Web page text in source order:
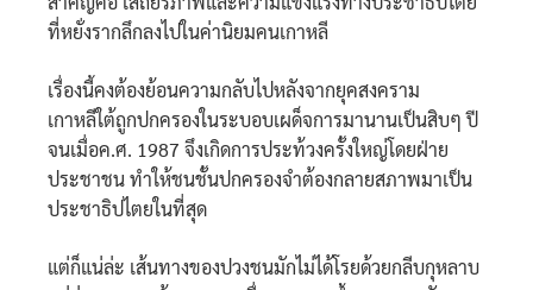
ที่หยั่งรากลึกลงไปในค่านิยมคนเกาหลี
เรื่องนี้คงต้องย้อนความกลับไปหลังจากยุคสงคราม
เกาหลีใต้ถูกปกครองในระบอบเผด็จการมานานเป็นสิบๆ ปี
จนเมื่อค.ศ. 1987 จึงเกิดการประท้วงครั้งใหญ่โดยฝ่าย
ประชาชน ทำให้ชนชั้นปกครองจำต้องกลายสภาพมาเป็น
ประชาธิปไตยในที่สุด
แต่ก็แน่ล่ะ เส้นทางของปวงชนมักไม่ได้โรยด้วยกลีบกุหลาบ